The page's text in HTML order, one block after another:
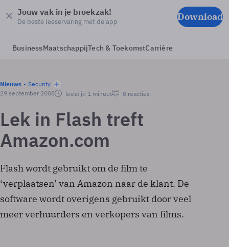
Jouw vak in je broekzak!
De beste leeservaring met de app Download
BusinessMaatschappijTech & ToekomstCarrière
Nieuws
Security
29 september 2008
leestijd 1 minuut 0 reacties
Lek in Flash treft
Amazon.com
Flash wordt gebruikt om de film te
‘verplaatsen’ van Amazon naar de klant. De
software wordt overigens gebruikt door veel
meer verhuurders en verkopers van films.